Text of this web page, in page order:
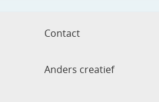
Contact
Anders creatief